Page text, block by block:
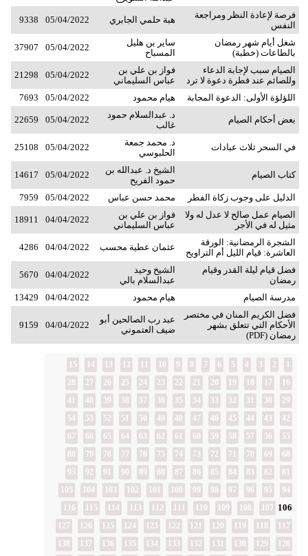
فرصة لإعادة النظر ومراجعة
النفس
هبة حلمي الجابري 05/04/2022
9338
شغل أيام شهر رمضان
بالطاعات (خطبة)
ساير بن هليل
المسباح
05/04/2022
37907
الصيام سبب لإجابة الدعاء
وللصائم عند فطرة دعوة لا ترد
فواز بن علي بن
عباس السليماني
05/04/2022
21298
اللؤلؤة الأولى: الدعوة المجابة هيام محمود 05/04/2022
7693
بعض أحكام الصيام
د. عبدالسلام حمود
غالب
05/04/2022
22659
في السحر ثلاث عبادات
د. محمد جمعة
الحلبوسي
05/04/2022
25108
كتاب الصيام
الشيخ د. عبدالله بن
حمود الفريح
05/04/2022
14617
الدليل على وجوب زكاة الفطر محمد حسن عباس 05/04/2022
7959
الصيام عمل صالح لا عدل له ولا
مثيل له في الأجر
فواز بن علي بن
عباس السليماني
04/04/2022
18911
الشجرة الرمضانية: الورقة
العاشرة: قيام الليل أم التراويح
عثمان عطية محسب 04/04/2022
4286
فضل قيام ليلة القدر وقيام
رمضان
الشيخ وحيد
عبدالسلام بالي
04/04/2022
5670
مدرسة الصيام هيام محمود 04/04/2022
13429
فضل الكريم المنان في مختصر
الأحكام التي تتعلق بشهر
رمضان (PDF)
عبد رب الصالحين أبو
ضيف العتموني
04/04/2022
9159
2
3
4
5
6
7
8
9
12
13
14
15
16
17
18
19
20
21
22
23
24
25
26
27
28
29
30
31
32
33
34
35
36
37
38
39
40
41
42
43
44
45
46
47
48
49
50
51
52
53
54
55
56
57
58
59
60
61
62
63
64
65
66
67
68
69
70
71
72
73
74
75
76
77
78
79
80
81
82
83
84
85
86
87
88
89
90
91
92
93
94
95
96
97
98
99
102
103
104
105
106
107
108
109
112
113
114
115
116
117
118
119
120
121
122
123
124
125
126
127
128
129
130
131
132
133
134
135
136
137
138